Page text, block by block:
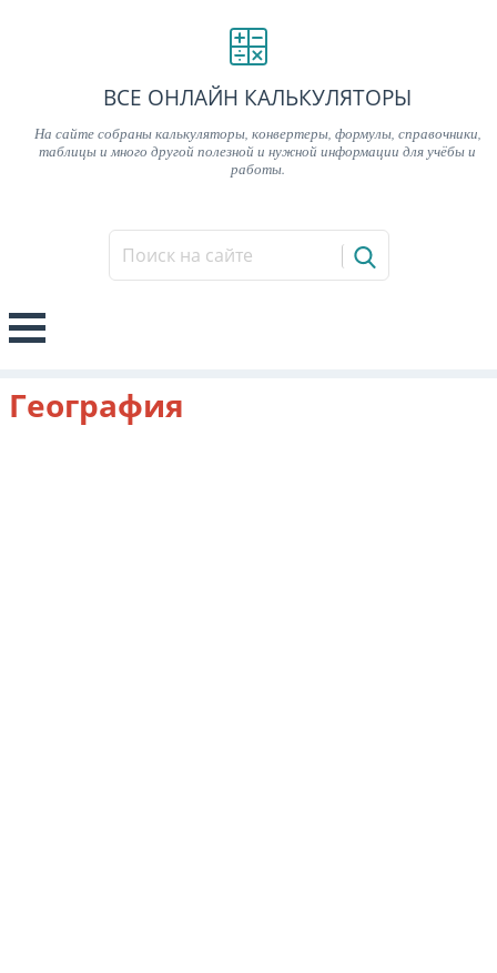
ВСЕ ОНЛАЙН КАЛЬКУЛЯТОРЫ
На сайте собраны калькуляторы, конвертеры, формулы, справочники,
таблицы и много другой полезной и нужной информации для учёбы и
работы.
География